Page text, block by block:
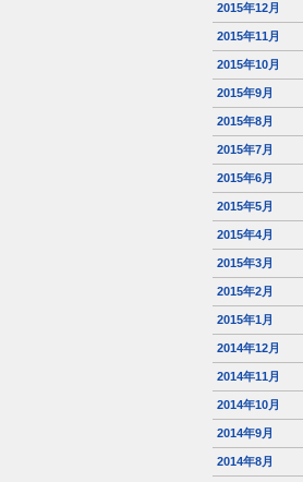
2015年12月
2015年11月
2015年10月
2015年9月
2015年8月
2015年7月
2015年6月
2015年5月
2015年4月
2015年3月
2015年2月
2015年1月
2014年12月
2014年11月
2014年10月
2014年9月
2014年8月